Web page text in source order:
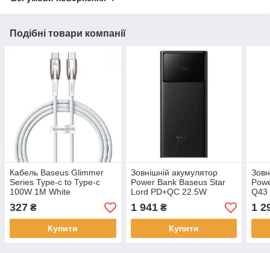
Подібні товари компанії
Кабель Baseus Glimmer
Series Type-c to Type-c
100W 1M White
327 ₴
Купити
Зовнішній акумулятор
Power Bank Baseus Star
Lord PD+QC 22.5W
PPXJ060101
1 941₴
Купити
Q43
1